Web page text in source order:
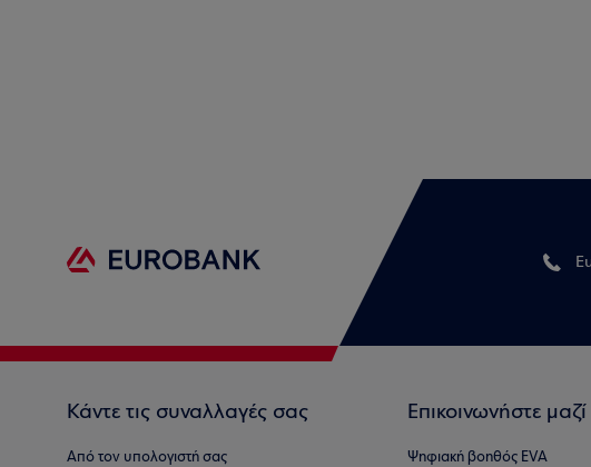
Κάντε τις συναλλαγές σας
Από τον υπολογιστή σας
Επικοινωνήστε
Ψηφιακή βοηθός EVA